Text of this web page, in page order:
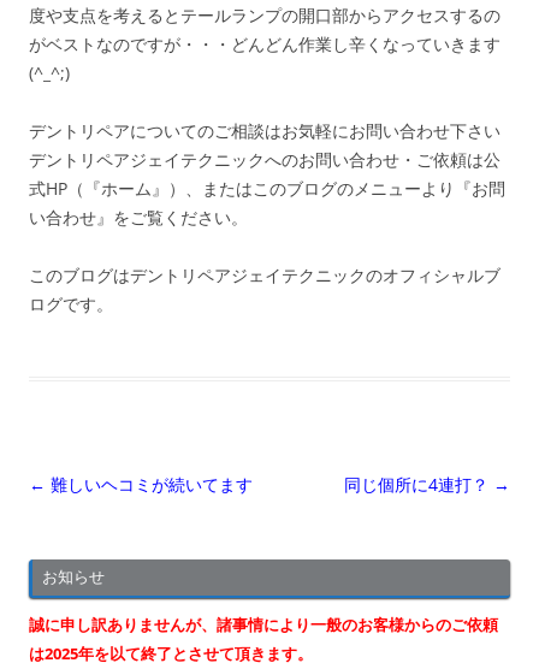
度や支点を考えるとテールランプの開口部からアクセスするの
がベストなのですが・・・どんどん作業し辛くなっていきます
(^_^;)
デントリペアについてのご相談はお気軽にお問い合わせ下さい
デントリペアジェイテクニックへのお問い合わせ・ご依頼は公
式HP（『ホーム』）、またはこのブログのメニューより『お問
い合わせ』をご覧ください。
このブログはデントリペアジェイテクニックのオフィシャルブ
ログです。
投
ビ
ゲ
ー
← 難しいヘコミが続いてます 同じ個所に4連打？ →
お知らせ
誠に申し訳ありませんが、諸事情により一般のお客様からのご依頼
は2025年を以て終了とさせて頂きます。